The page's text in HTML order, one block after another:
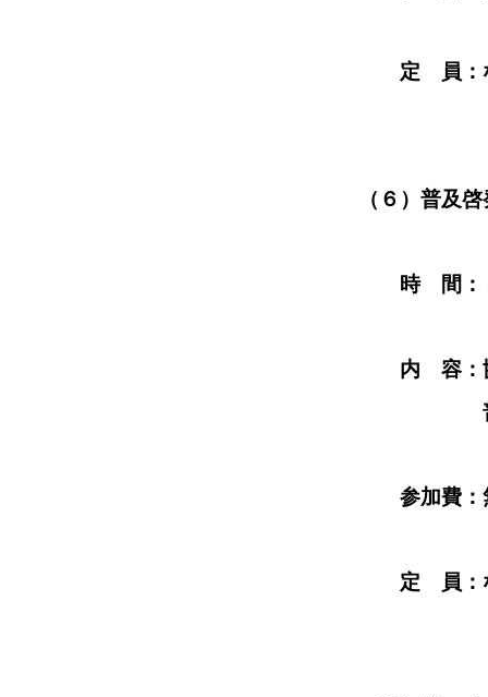
定 員：な
（６）普及啓発コ
時 間：１０時
内 容：協賛企業、
普及啓発のた
参加費：無
定 員：な